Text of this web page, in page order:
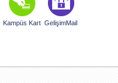
Kampüs Kart GelişimMail